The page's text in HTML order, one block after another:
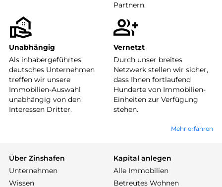
Partnern.
Unabhängig
Als inhabergeführtes
deutsches Unternehmen
treffen wir unsere
Immobilien-Auswahl
unabhängig von den
Interessen Dritter.
Vernetzt
Durch unser breites
Netzwerk stellen wir sicher,
dass Ihnen fortlaufend
Hunderte von Immobilien-
Einheiten zur Verfügung
stehen.
Mehr erfahren
Über Zinshafen
Unternehmen
Wissen
Kapital anlegen
Alle Immobilien
Betreutes Wohnen